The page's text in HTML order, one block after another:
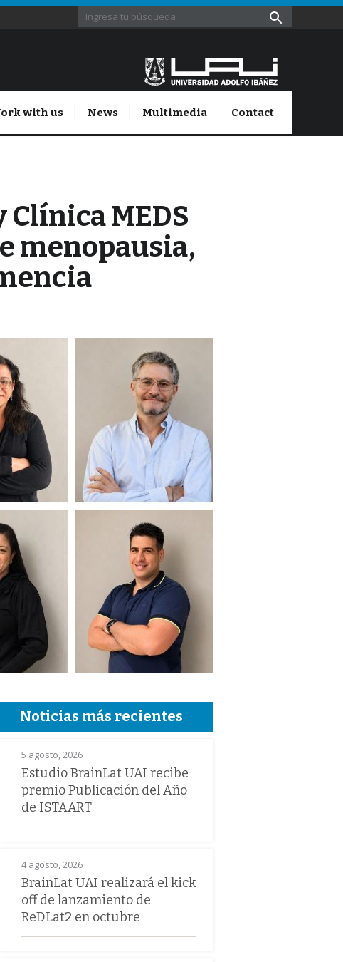
with us News Multimedia Contact
MEDS
menopausia,
Noticias más recientes
5 agosto, 2026
Estudio BrainLat UAI recibe
premio Publicación del Año
de ISTAART
4 agosto, 2026
BrainLat UAI realizará el kick
off de lanzamiento de
ReDLat2 en octubre